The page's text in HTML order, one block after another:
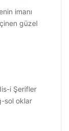
imanı
güzel
i Şerifler
sol oklar